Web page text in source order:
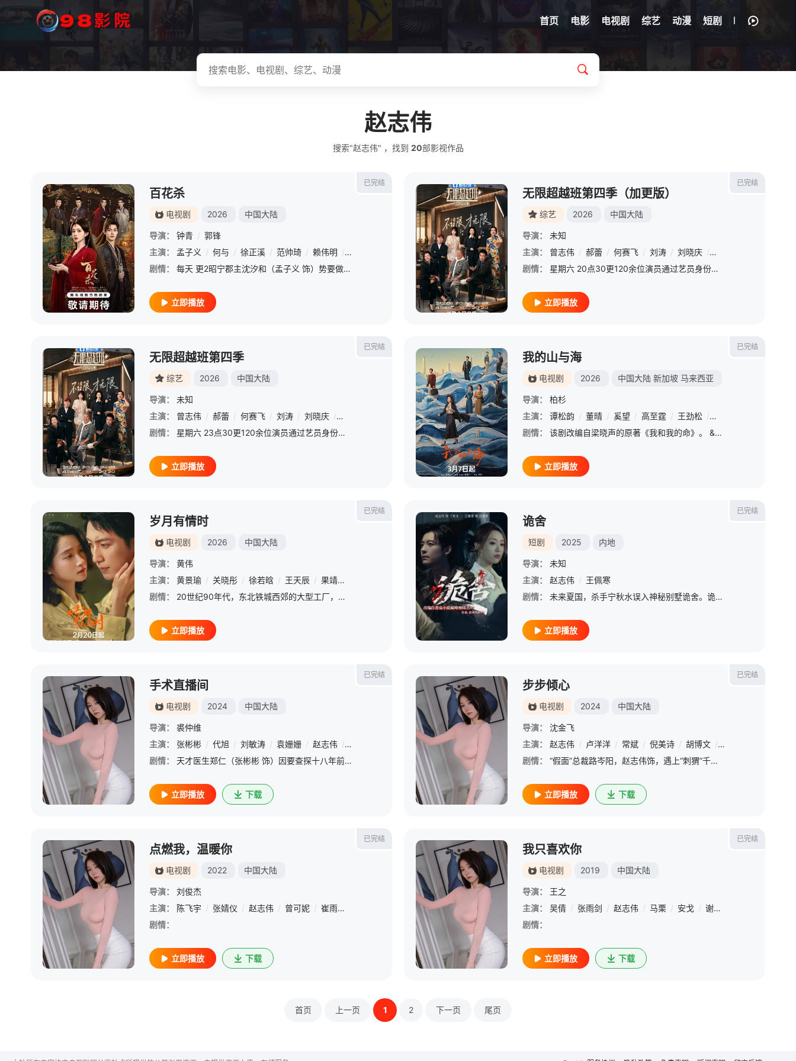
首页 电影 电视剧 综艺 动漫 短剧
赵志伟
搜索"赵志伟" ，找到 20部影视作品
已完结
百花杀
电视剧 2026 中国大陆
导演： 钟青 / 郭锋
主演：
孟子义 / 何与 / 徐正溪 / 范帅琦 / 赖伟明 / 林子烨 / 叶祖新 / 孔雪儿 / 何润东 / 张耀 / 张峻宁 / 高伟光 / 郑希怡 / 陈鹤一 / 邱心志
剧情：
每天 更2昭宁郡主沈汐和（孟子义 饰）势要做云巅执棋之手，而非深庭落花，任人摘折，在势力交错的局势下与东宫储君萧华雍（何与 饰）相知携手，互相拨开对方身上的重重迷雾，从互相算计到生死相托，步步登顶。
立即播放
已完结
无限超越班第四季（加更版）
综艺 2026 中国大陆
导演：
未知
主演：
曾志伟 / 郝蕾 / 何赛飞 / 刘涛 / 刘晓庆 / 吴镇宇
剧情：
星期六 20点30更120余位演员通过艺员身份参与节目，在行业大咖指导下经历授课学习、生活体验及片场考察等职场流程，完成职业化成长。 &amp;nbsp; &amp;nbsp; &amp;nbsp; &amp;nbsp; &amp;nbsp
立即播放
已完结
无限超越班第四季
综艺 2026 中国大陆
导演：
未知
主演：
曾志伟 / 郝蕾 / 何赛飞 / 刘涛 / 刘晓庆 / 吴镇宇 冯建宇 / 甘望星 / 胡嘉欣 黄朔 黄婷婷 / 黄艺馨 / 姜贞羽 / 开思源 / 梁汉文
剧情：
星期六 23点30更120余位演员通过艺员身份参与节目，在行业大咖指导下经历授课学习、生活体验及片场考察等职场流程，完成职业化成长。 &amp;nbsp; &amp;nbsp; &amp;nbsp; &amp;nbsp; &amp;nbsp
立即播放
已完结
我的山与海
电视剧 2026 中国大陆 新加坡 马来西亚
导演：
柏杉
主演：
谭松韵 / 董晴 / 奚望 / 高至霆 / 王劲松 / 刘威
剧情：
该剧改编自梁晓声的原著《我和我的命》。 &amp;nbsp; &amp;nbsp; &amp;nbsp; &amp;nbsp; &amp;nbsp; &amp;nbsp; &amp;nbsp; &amp;nbsp; &amp;nbsp; &amp;nbsp; &amp;nbsp
立即播放
已完结
岁月有情时
电视剧 2026 中国大陆
导演：
黄伟
主演：
黄景瑜 / 关晓彤 / 徐若晗 / 王天辰 / 果靖霖 / 赵淑珍 / 吴芊盈 / 朱俊麟 / 叶浏 / 孙茜 / 王策 /
剧情：
20世纪90年代，东北铁城西郊的大型工厂，孤儿张小满（黄景瑜 饰）在工厂百家照拂下成为有情有义的“铁西城之子”，和大方果敢的严晓丹（关晓彤 饰）、沉稳持重的夏雷（王天辰 饰），在铁西城度过热血飞扬的少
立即播放
已完结
诡舍
短剧 2025 内地
导演：
未知
主演：
赵志伟 / 王佩寒
剧情：
未来夏国，杀手宁秋水误入神秘别墅诡舍。诡舍主理人言叔告知他，唯有进入异空间“血门”并战胜其中的“魅”，方能活命。在第一道血门中，宁秋水识破了伪装成女主人的魅，顺利通关，而第二道血门考验更为艰难——他必须化解一场横亘百年的恩怨，才有机会逃出生天。
立即播放
已完结
手术直播间
电视剧 2024 中国大陆
导演：
裘仲维
主演：
张彬彬 / 代旭 / 刘敏涛 / 袁姗姗 / 赵志伟 / 杨雨潼 / 安沺 / 章申 高亮 李建义 / 曹卫宇
剧情：
天才医生郑仁（张彬彬 饰）因要查探十八年前“冤案”的真相来到海城医院，与急诊科“咸鱼”主任苏云（代旭 饰）组成了一对“欢喜冤家”，在相互扶持间攻克了一个又一个疑难病症，开启了一段“爽、燃、酷、嗨”的医
立即播放 下载
已完结
步步倾心
电视剧 2024 中国大陆
导演：
沈金飞
主演：
赵志伟 / 卢洋洋 / 常斌 / 倪美诗 / 胡博文 / 张蓝艺
剧情：
“假面”总裁路岑阳，赵志伟饰，遇上“刺猬”千金步苒，卢洋洋饰，当猎人爱上猎物，恨意化作绕指柔，二人不曾想跌入了一场情缘之战…
立即播放 下载
已完结
点燃我，温暖你
电视剧 2022 中国大陆
导演：
刘俊杰
主演：
陈飞宇 / 张婧仪 / 赵志伟 / 曾可妮 / 崔雨鑫 姜梓新 / 马可 赵子琪 / 徐洁儿 / 刘洁 / 张晞临 / 李建义 / 万国鹏 田蕾希
剧情：
立即播放 下载
已完结
我只喜欢你
电视剧 2019 中国大陆
导演：
王之
主演：
吴倩 / 张雨剑 / 赵志伟 / 马栗 / 安戈 / 谢雨桐
剧情：
立即播放 下载
首页 上一页 1 2 下一页 尾页